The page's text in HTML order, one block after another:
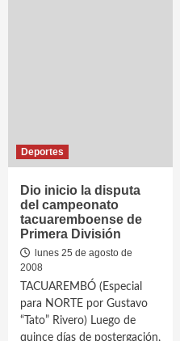
Deportes
Dio inicio la disputa
del campeonato
tacuaremboense de
Primera División
lunes 25 de agosto de
2008
TACUAREMBÓ (Especial
para NORTE por Gustavo
“Tato” Rivero) Luego de
quince días de postergación,